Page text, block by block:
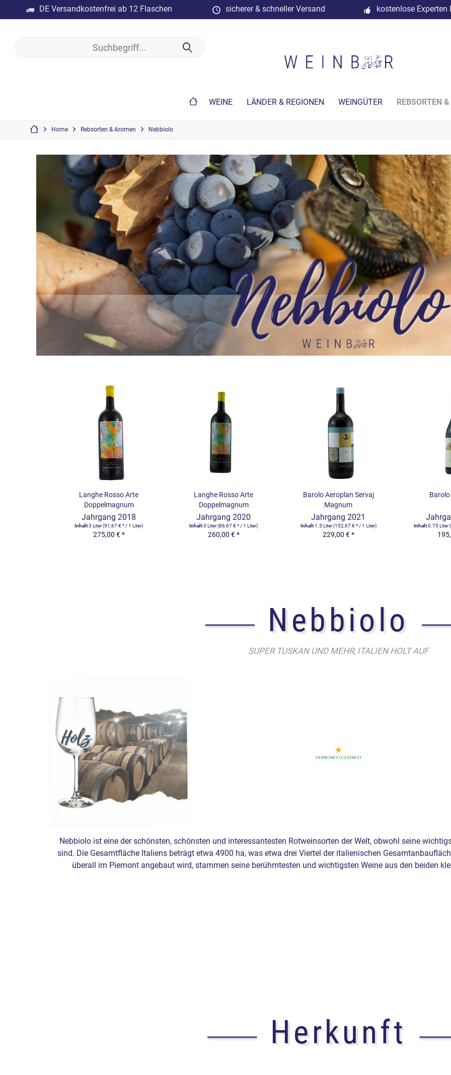
DE Versandkostenfrei ab 12 Flaschen sicherer & schneller Versand kostenlose Experten
WEINE LÄNDER & REGIONEN WEINGÜTER REBSORTEN
Home Rebsorten & Aromen Nebbiolo
Nebbiolo ist eine der schönsten, schönsten und interessantesten Rotweinsorten der Welt, obwohl seine
sind. Die Gesamtfläche Italiens beträgt etwa 4900 ha, was etwa drei Viertel der italienischen
überall im Piemont angebaut wird, stammen seine berühmtesten und wichtigsten Weine aus den beiden
Langhe Rosso Arte
Doppelmagnum
Jahrgang 2020
Inhalt3 Liter(86,67 € * / 1 Liter)
260,00 € *
Barolo Aeroplan Servaj
Magnum
Jahrgang 2021
Inhalt 1.5 Liter(152,67 € * / 1 Liter)
229,00 € *
Barolo Brunate
Jahrgang 2017
Inhalt0.75 Liter(260,00 € * / 1 Liter)
195,00 € *
Barolo
Inhalt0.75 Liter
Nebbiolo
SUPER TUSKAN UND MEHR, ITALIEN HOLT AUF
Herkunft